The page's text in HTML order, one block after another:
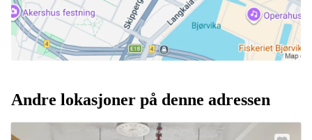
Andre lokasjoner på denne adressen